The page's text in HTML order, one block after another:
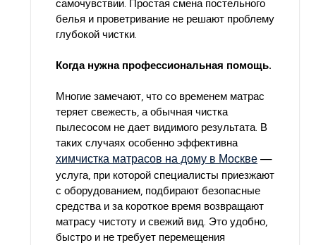
самочувствии. Простая смена постельного
белья и проветривание не решают проблему
глубокой чистки.
Когда нужна профессиональная помощь.
Многие замечают, что со временем матрас
теряет свежесть, а обычная чистка
пылесосом не дает видимого результата. В
таких случаях особенно эффективна
химчистка матрасов на дому в Москве —
услуга, при которой специалисты приезжают
с оборудованием, подбирают безопасные
средства и за короткое время возвращают
матрасу чистоту и свежий вид. Это удобно,
быстро и не требует перемещения